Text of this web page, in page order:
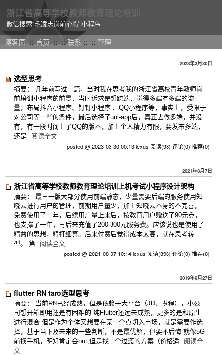
浙江省高等学校教师教育理论培训
微信搜索“毛凌志岗前心得”小程序
博客园 :: 首页 :: ::联系 :: :: 管理
2023年3月30日
选型思考
摘要： 几年前写过一篇，当时我在思考我的浙江省高校青年教师岗
前培训小程序的前景，当时诉求是想跨端，觉得多端有多端的流
量，布局抖音小程序、钉钉小程序 、QQ小程序等，事实上，受限于
对公司等一些的条件，最后选择了uni-app后，真正去做多端，并没
有，有一段时间上了QQ的版本，加上个人精力有限，要发布多端，
还是
阅读全文
posted @ 2023-03-30 00:13 lexus 阅读(93) 评论(0) 推荐(0)
2021年8月7日
浙江省高等学校教师教育理论培训上机考试小程序设计架构
摘要： 最早一版大部分使用前端静态，少量需要后端的服务使用知
晓云进行用户的管理，前期用户量少，加上知晓云本身的不完善，
免费使用了一年，后续用户量上来后，按教育用户赠送了90元券，
也支撑了一年，再后来充值了200-300元服务费。应该说也是使用了
精益的思想，精打细算。后来付费后觉得成本太高，就在思考转
型。 第
阅读全文
posted @ 2021-08-07 10:14 lexus 阅读(396) 评论(0) 推荐(0)
2019年9月27日
flutter RN taro选型思考
摘要： 当前RN已经成熟，但是依赖于大平台（JD、携程），小公
司想开箱即用还是有困难的 纯Flutter还远未成熟，更多的是和原生
进行混合 但是作为个体又想要在某一个点切入市场，就是需要作选
择，基于当下及未来的一些判断，不是最优解，但要不后悔 就像5G
前换手机，明知肯定会out,但是找一个过渡的方案（价格适
阅读全
文